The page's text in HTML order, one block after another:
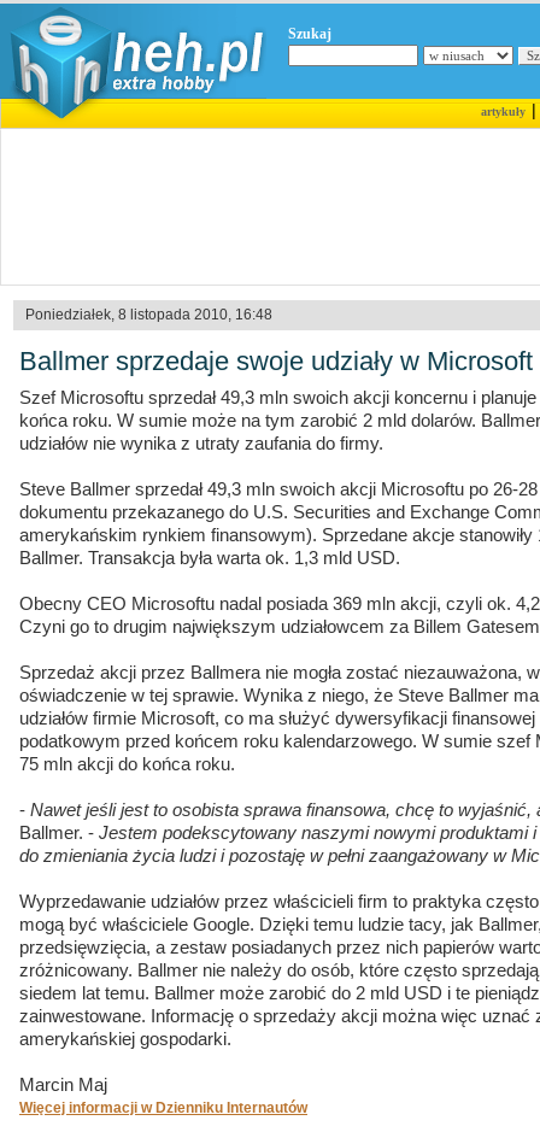
Szukaj
artykuły|
Poniedziałek, 8 listopada 2010, 16:48
Ballmer sprzedaje swoje udziały w Microsoft
Szef Microsoftu sprzedał 49,3 mln swoich akcji koncernu i
końca roku. W sumie może na tym zarobić 2 mld dolarów.
udziałów nie wynika z utraty zaufania do firmy.
Steve Ballmer sprzedał 49,3 mln swoich akcji Microsoftu po 26-
dokumentu przekazanego do U.S. Securities and Exchange
amerykańskim rynkiem finansowym). Sprzedane akcje stanowiły
Ballmer. Transakcja była warta ok. 1,3 mld USD.
Obecny CEO Microsoftu nadal posiada 369 mln akcji, czyli ok.
Czyni go to drugim największym udziałowcem za Billem
Sprzedaż akcji przez Ballmera nie mogła zostać niezauważona,
oświadczenie w tej sprawie. Wynika z niego, że Steve Ballmer
udziałów firmie Microsoft, co ma służyć dywersyfikacji
podatkowym przed końcem roku kalendarzowego. W sumie
75 mln akcji do końca roku.
- Nawet jeśli jest to osobista sprawa finansowa, chcę to
Ballmer. - Jestem podekscytowany naszymi nowymi produktami i
do zmieniania życia ludzi i pozostaję w pełni zaangażowany w
Wyprzedawanie udziałów przez właścicieli firm to praktyka
mogą być właściciele Google. Dzięki temu ludzie tacy, jak
przedsięwzięcia, a zestaw posiadanych przez nich papierów
zróżnicowany. Ballmer nie należy do osób, które często sprzedają
siedem lat temu. Ballmer może zarobić do 2 mld USD i te
zainwestowane. Informację o sprzedaży akcji można więc uznać
amerykańskiej gospodarki.
Marcin Maj
Więcej informacji w Dzienniku Internautów